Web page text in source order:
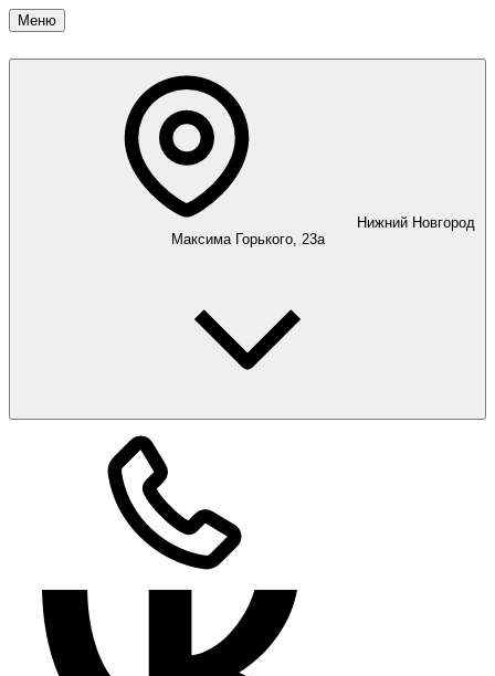
Меню
Нижний Новгород
Максима Горького, 23а